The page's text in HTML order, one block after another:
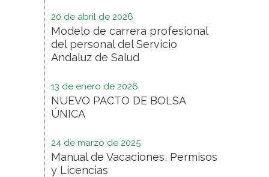
20 de abril de 2026
Modelo de carrera profesional
del personal del Servicio
Andaluz de Salud
13 de enero de 2026
NUEVO PACTO DE BOLSA
ÚNICA
24 de marzo de 2025
Manual de Vacaciones, Permisos
y Licencias